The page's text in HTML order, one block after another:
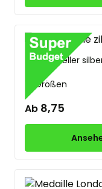
Traditioneller
10 Größen
Ab 8,75